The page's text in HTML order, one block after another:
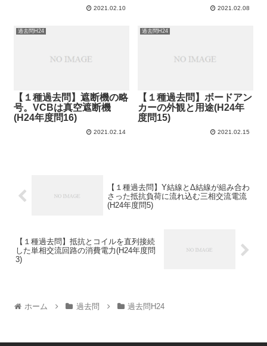
2021.02.10 2021.02.08
過去問H24
【１種過去問】遮断機の略
号。VCBは真空遮断機
(H24年度問16)
2021.02.14
過去問H24
【１種過去問】ボードアン
カーの外観と用途(H24年
度問15)
2021.02.15
【１種過去問】Y結線とΔ結線が組み合わ
さった抵抗負荷に流れ込む三相交流電流
(H24年度問5)
【１種過去問】抵抗とコイルを直列接続
した単相交流回路の消費電力(H24年度問
3)
ホーム 過去問 過去問H24